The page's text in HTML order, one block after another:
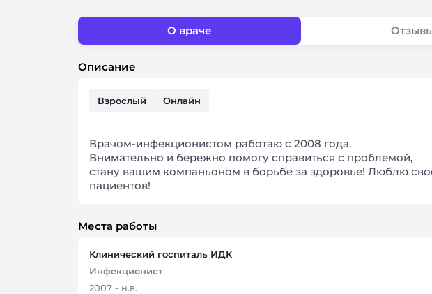
О враче
Описание
Взрослый Онлайн
Врачом-инфекционистом работаю с 2008 года.
Внимательно и бережно помогу справиться с проблемой,
стану вашим компаньоном в борьбе за здоровье! Люблю
пациентов!
Места работы
Клинический госпиталь ИДК
Инфекционист
2007 - н.в.